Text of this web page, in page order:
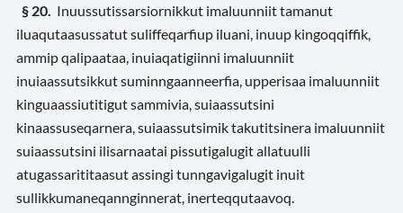
§ 20. Inuussutissarsiornikkut imaluunniit tamanut
iluaqutaasussatut suliffeqarfiup iluani, inuup kingoqqiffik,
ammip qalipaataa, inuiaqatigiinni imaluunniit
inuiaassutsikkut suminngaanneerfia, upperisaa imaluunniit
kinguaassiutitigut sammivia, suiaassutsini
kinaassuseqarnera, suiaassutsimik takutitsinera imaluunniit
suiaassutsini ilisarnaatai pissutigalugit allatuulli
atugassarititaasut assingi tunngavigalugit inuit
sullikkumaneqannginnerat, inerteqqutaavoq.